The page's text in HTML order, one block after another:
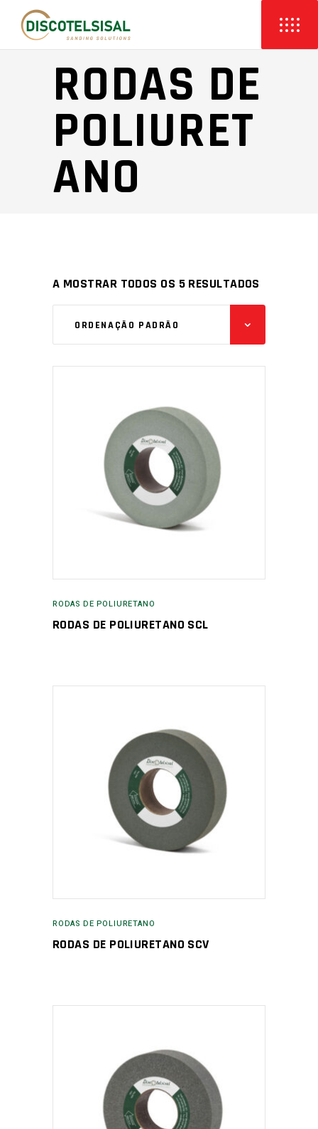
RODAS DE
POLIURET
ANO
A MOSTRAR TODOS OS 5 RESULTADOS
ORDENAÇÃO PADRÃO
RODAS DE POLIURETANO
RODAS DE POLIURETANO SCL
RODAS DE POLIURETANO
RODAS DE POLIURETANO SCV